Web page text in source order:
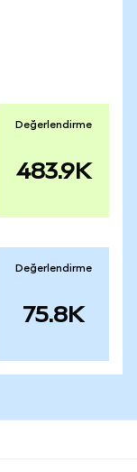
Değerlendirme
483.9K
Değerlendirme
75.8K